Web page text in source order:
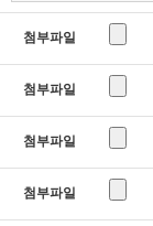
첨부파일
첨부파일
첨부파일
첨부파일